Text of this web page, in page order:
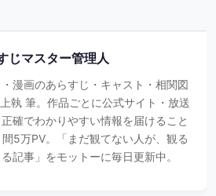
じマスター管理人
漫画のあらすじ・キャスト・相関図
執 筆。作品ごとに公式サイト・放送
確でわかりやすい情報を届けること
5万PV。「まだ観てない人が、観る
記事」をモットーに毎日更新中。